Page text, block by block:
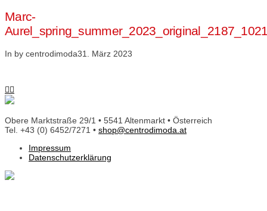
Marc-
In by centrodimoda31. März 2023
Obere Marktstraße 29/1 • 5541 Altenmarkt • Österreich
Tel. +43 (0) 6452/7271 • shop@centrodimoda.at
Impressum
Datenschutzerklärung